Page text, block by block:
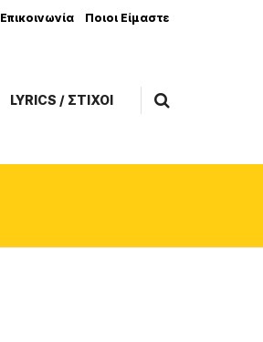
Επικοινωνία Ποιοι Είμαστε
LYRICS / ΣΤΙΧΟΙ